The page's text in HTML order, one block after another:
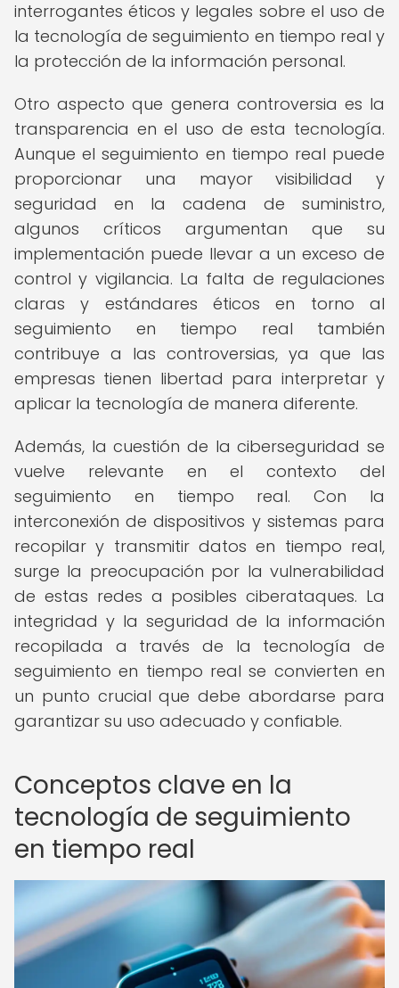
interrogantes éticos y legales sobre el uso de
la tecnología de seguimiento en tiempo real y
la protección de la información personal.
Otro aspecto que genera controversia es la
transparencia en el uso de esta tecnología.
Aunque el seguimiento en tiempo real puede
proporcionar una mayor visibilidad y
seguridad en la cadena de suministro,
algunos críticos argumentan que su
implementación puede llevar a un exceso de
control y vigilancia. La falta de regulaciones
claras y estándares éticos en torno al
seguimiento en tiempo real también
contribuye a las controversias, ya que las
empresas tienen libertad para interpretar y
aplicar la tecnología de manera diferente.
Además, la cuestión de la ciberseguridad se
vuelve relevante en el contexto del
seguimiento en tiempo real. Con la
interconexión de dispositivos y sistemas para
recopilar y transmitir datos en tiempo real,
surge la preocupación por la vulnerabilidad
de estas redes a posibles ciberataques. La
integridad y la seguridad de la información
recopilada a través de la tecnología de
seguimiento en tiempo real se convierten en
un punto crucial que debe abordarse para
garantizar su uso adecuado y confiable.
Conceptos clave en la
tecnología de seguimiento
en tiempo real